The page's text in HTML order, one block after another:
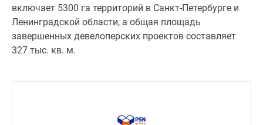
включает 5300 га территорий в Санкт-Петербурге и
Ленинградской области, а общая площадь
завершенных девелоперских проектов составляет
327 тыс. кв. м.